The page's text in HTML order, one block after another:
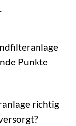
Punkte
richtig